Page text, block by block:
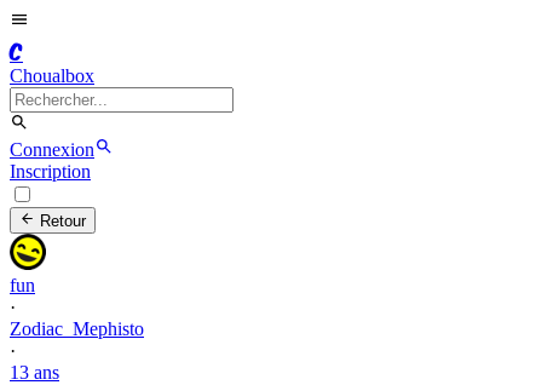
C
Choualbox
Connexion
Inscription
Retour
fun
·
Zodiac_Mephisto
·
13 ans